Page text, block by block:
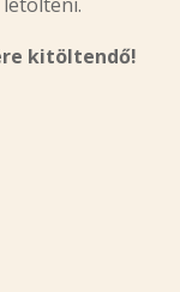
kitöltendő!